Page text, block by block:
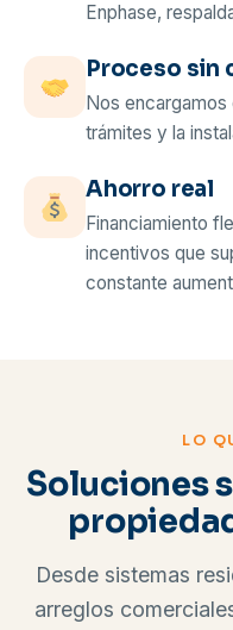
Enphase,
Proceso sin
Nos
trámites y la
Ahorro real
Financiamiento
incentivos que
constante
LO
Soluciones
Desde sistemas
arreglos